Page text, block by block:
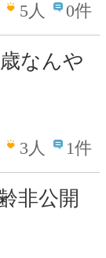
5人 0件
なんや
3人 1件
非公開